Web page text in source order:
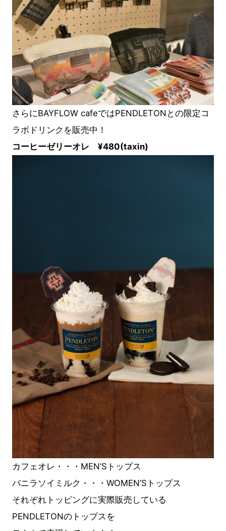
さらにBAYFLOW cafeではPENDLETONとの限定コ
ラボドリンクを販売中！
コーヒーゼリーオレ ¥480(taxin)
カフェオレ・・・MEN’Sトップス
バニラソイミルク・・・WOMEN’Sトップス
それぞれトッピングに実際販売している
PENDLETONのトップスを